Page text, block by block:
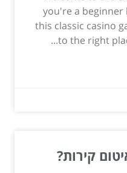
you're a
this classic casino
to the right
קירות?